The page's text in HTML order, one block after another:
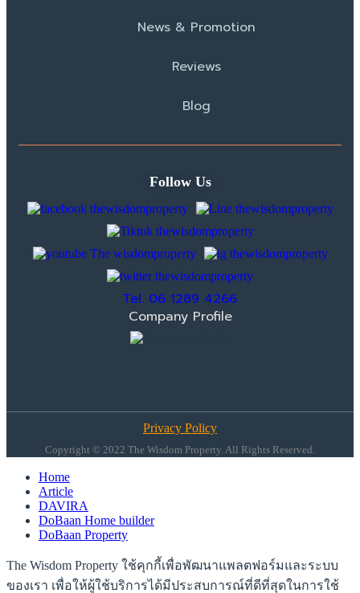
News & Promotion
Reviews
Blog
Follow Us
Tel. 06 1289 4266
Company Profile
Privacy Policy
Copyright © 2022 The Wisdom Property. All Rights Reserved.
Home
Article
DAVIRA
DoBaan Home builder
DoBaan Property
The Wisdom Property ใช้คุกกี้เพื่อพัฒนาแพลตฟอร์มและระบบ
ของเรา เพื่อให้ผู้ใช้บริการได้มีประสบการณ์ที่ดีที่สุดในการใช้